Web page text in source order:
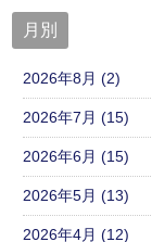
月別
2026年8月 (2)
2026年7月 (15)
2026年6月 (15)
2026年5月 (13)
2026年4月 (12)